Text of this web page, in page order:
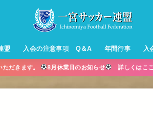
盟 入会の注意事項 Q＆A 年間行事 入
だきます。 8月休業日のお知らせ 詳しくは